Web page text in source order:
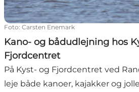
Foto: Carsten Enemark
Kano- og bådudlejning hos
Fjordcentret
På Kyst- og Fjordcentret ved
leje både kanoer, kajakker og